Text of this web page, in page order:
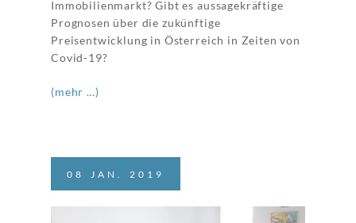
Immobilienmarkt? Gibt es aussagekräftige
Prognosen über die zukünftige
Preisentwicklung in Österreich in Zeiten von
Covid-19?
(mehr …)
08 JAN. 2019